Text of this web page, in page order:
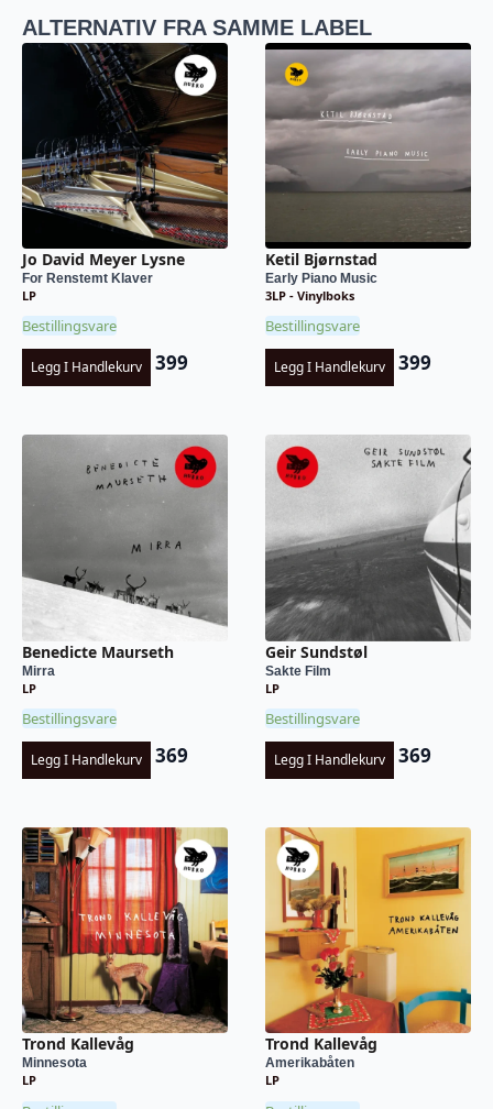
ALTERNATIV FRA SAMME LABEL
Jo David Meyer Lysne
For Renstemt Klaver
LP
Bestillingsvare
Legg I Handlekurv 399
Ketil Bjørnstad
Early Piano Music
3LP - Vinylboks
Bestillingsvare
Legg I Handlekurv 399
Benedicte Maurseth
Mirra
LP
Bestillingsvare
Legg I Handlekurv 369
Geir Sundstøl
Sakte Film
LP
Bestillingsvare
Legg I Handlekurv 369
Trond Kallevåg
Minnesota
LP
Trond Kallevåg
Amerikabåten
LP